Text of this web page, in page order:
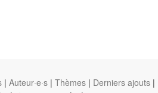
| Auteur·e·s | Thèmes | Derniers ajouts |